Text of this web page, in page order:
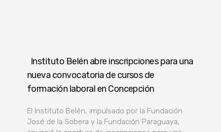
Instituto Belén abre inscripciones para una
nueva convocatoria de cursos de
formación laboral en Concepción
El Instituto Belén, impulsado por la Fundación
José de la Sobera y la Fundación Paraguaya,